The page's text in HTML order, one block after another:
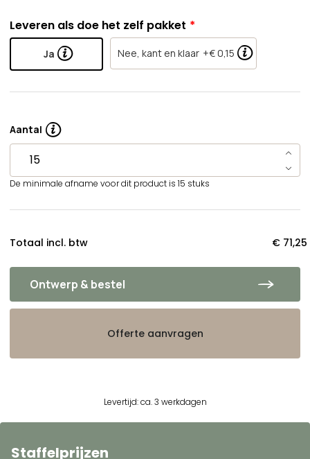
Ontwerp & bestel
Leveren als doe het zelf pakket
Ja Nee, kant en klaar +€ 0,15
Aantal
De minimale afname voor dit product is 15 stuks
Totaal incl. btw € 71,25
Offerte aanvragen
Levertijd: ca. 3 werkdagen
Staffelprijzen